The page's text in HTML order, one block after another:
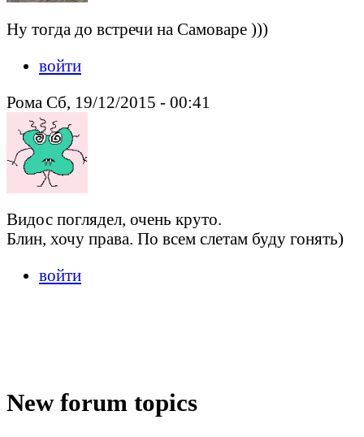
Ну тогда до встречи на Самоваре )))
войти
Рома Сб, 19/12/2015 - 00:41
Видос поглядел, очень круто.
Блин, хочу права. По всем слетам буду гонять)
войти
New forum topics